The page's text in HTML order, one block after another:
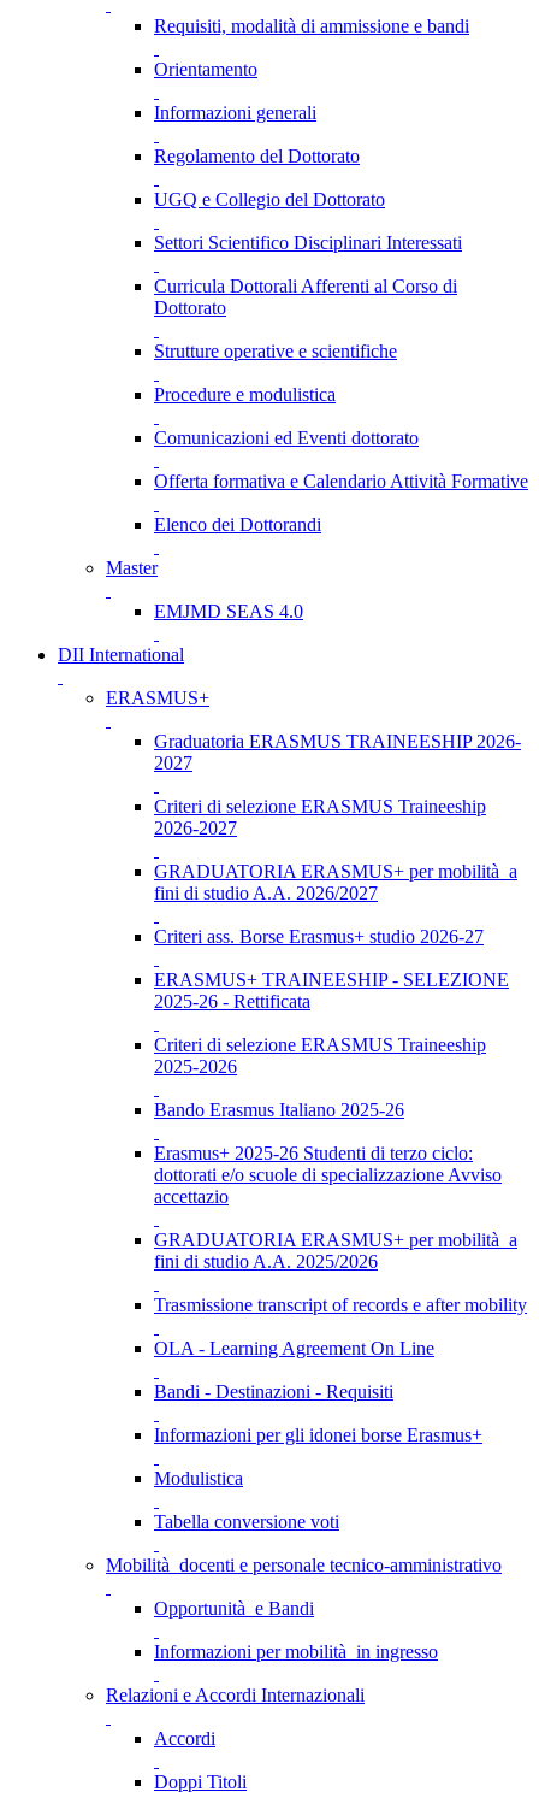
Requisiti, modalità di ammissione e bandi
Orientamento
Informazioni generali
Regolamento del Dottorato
UGQ e Collegio del Dottorato
Settori Scientifico Disciplinari Interessati
Curricula Dottorali Afferenti al Corso di
Dottorato
Strutture operative e scientifiche
Procedure e modulistica
Comunicazioni ed Eventi dottorato
Offerta formativa e Calendario Attività Formative
Elenco dei Dottorandi
Master
EMJMD SEAS 4.0
DII International
ERASMUS+
Graduatoria ERASMUS TRAINEESHIP 2026-
2027
Criteri di selezione ERASMUS Traineeship
2026-2027
GRADUATORIA ERASMUS+ per mobilità a
fini di studio A.A. 2026/2027
Criteri ass. Borse Erasmus+ studio 2026-27
ERASMUS+ TRAINEESHIP - SELEZIONE
2025-26 - Rettificata
Criteri di selezione ERASMUS Traineeship
2025-2026
Bando Erasmus Italiano 2025-26
Erasmus+ 2025-26 Studenti di terzo ciclo:
dottorati e/o scuole di specializzazione Avviso
accettazio
GRADUATORIA ERASMUS+ per mobilità a
fini di studio A.A. 2025/2026
Trasmissione transcript of records e after mobility
OLA - Learning Agreement On Line
Bandi - Destinazioni - Requisiti
Informazioni per gli idonei borse Erasmus+
Modulistica
Tabella conversione voti
Mobilità docenti e personale tecnico-amministrativo
Opportunità e Bandi
Informazioni per mobilità in ingresso
Relazioni e Accordi Internazionali
Accordi
Doppi Titoli